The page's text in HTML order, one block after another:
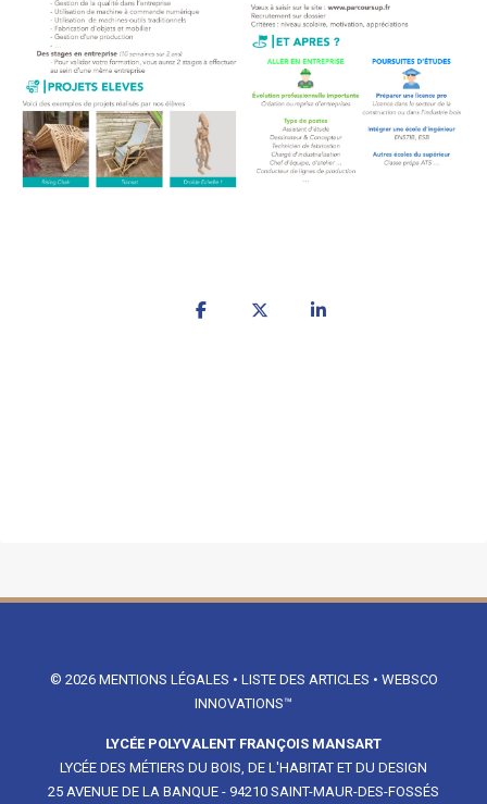
© 2026 MENTIONS LÉGALES • LISTE DES ARTICLES • WEBSCO
INNOVATIONS™
LYCÉE POLYVALENT FRANÇOIS MANSART
LYCÉE DES MÉTIERS DU BOIS, DE L'HABITAT ET DU DESIGN
25 AVENUE DE LA BANQUE - 94210 SAINT-MAUR-DES-FOSSÉS